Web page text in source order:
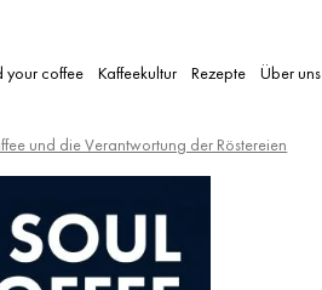
your coffee Kaffeekultur Rezepte Über uns
und die Verantwortung der Röstereien